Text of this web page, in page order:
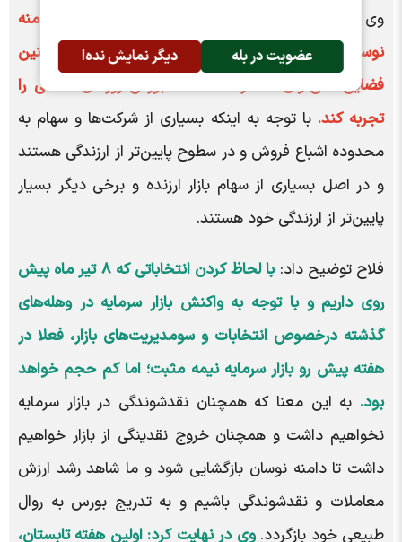
عضویت در بله دیگر نمایش نده!
وی ادامه داد:
از فردای انتخابات یعنی ۹ تیر ماه، دامنه
نوسان به محدوده ۶ درصد بازخواهد گشت و در چنین
فضایی نمی‌توان انتظار داشت که بورس روز‌های خاصی را
تجربه کند. با توجه به اینکه بسیاری از شرکت‌ها و سهام به
محدوده اشباع فروش و در سطوح پایین‌تر از ارزندگی هستند
و در اصل بسیاری از سهام بازار ارزنده و برخی دیگر بسیار
پایین‌تر از ارزندگی خود هستند.
فلاح توضیح داد:
با لحاظ کردن انتخاباتی که ۸ تیر ماه پیش
روی داریم و با توجه به واکنش بازار سرمایه در وهله‌های
گذشته درخصوص انتخابات و سومدیریت‌های بازار، فعلا در
هفته پیش رو بازار سرمایه نیمه مثبت؛ اما کم حجم خواهد
بود. به این معنا که همچنان نقدشوندگی در بازار سرمایه
نخواهیم داشت و همچنان خروج نقدینگی از بازار خواهیم
داشت تا دامنه نوسان بازگشایی شود و ما شاهد رشد ارزش
معاملات و نقدشوندگی باشیم و به تدریج بورس به روال
طبیعی خود بازگردد.وی در نهایت کرد: اولین هفته تابستان،